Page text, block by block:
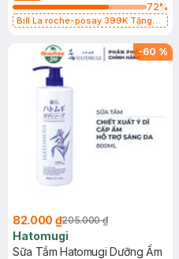
72%
Bill La roche-posay 399K Tặng
(SL có hạn)
-60 %
82.000 ₫205.000 ₫
Hatomugi
Sữa Tắm Hatomugi Dưỡng Ẩm